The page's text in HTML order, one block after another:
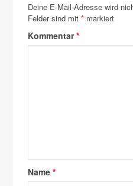
Deine E-Mail-Adresse wird
Felder sind mit* markiert
Kommentar*
Name*